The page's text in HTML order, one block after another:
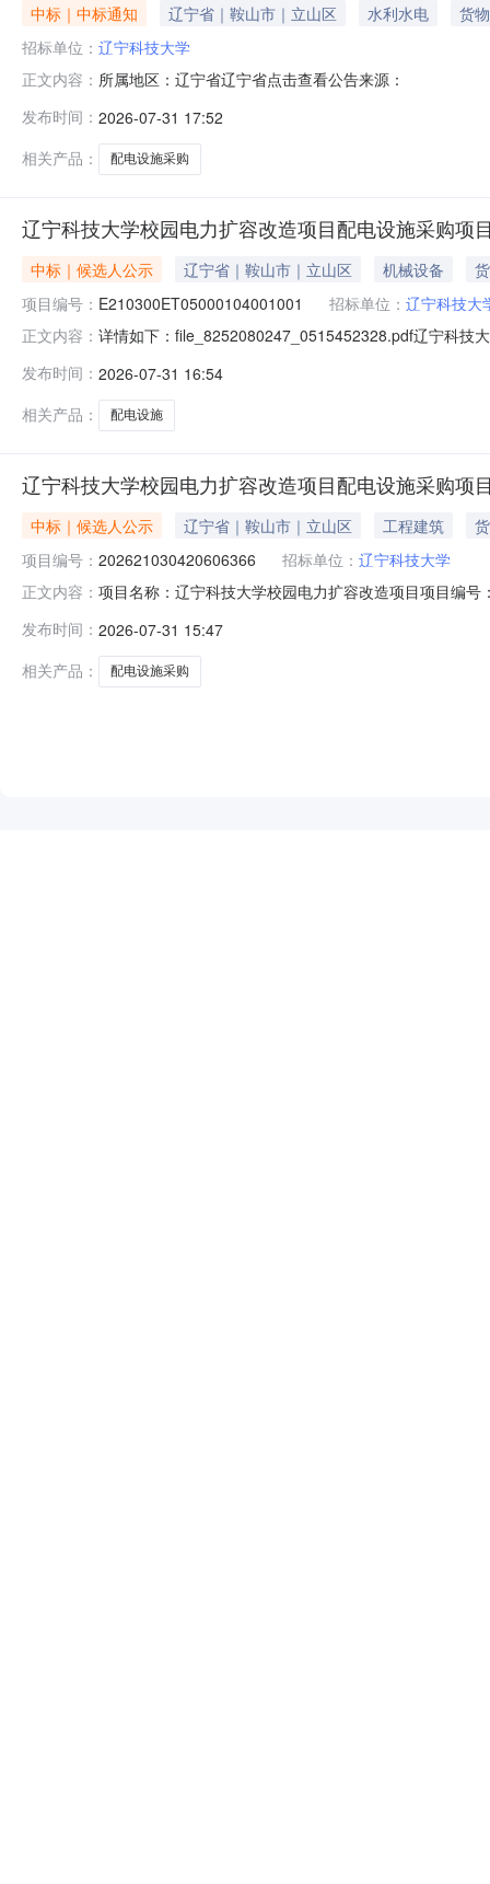
中标｜中标通知 辽宁省｜鞍山市｜立山区 水利水电
货物
招标单位： 辽宁科技大学
正文内容： 所属地区：辽宁省辽宁省点击查看公告来源：
发布时间： 2026-07-31 17:52
相关产品：
配电设施采购
辽宁科技大学校园电力扩容改造项目配电设施采购项
中标｜候选人公示 辽宁省｜鞍山市｜立山区 机械设备
项目编号： E210300ET05000104001001 招标单位： 辽宁科技大
正文内容： 详情如下：file_8252080247_0515452328.pdf辽宁科技
项目标段编号：E210300ET05000104001001公示开始
发布时间： 2026-07-31 16:54
相关产品：
配电设施
辽宁科技大学校园电力扩容改造项目配电设施采购项
中标｜候选人公示 辽宁省｜鞍山市｜立山区 工程建筑
项目编号： 202621030420606366 招标单位： 辽宁科技大学
正文内容： 项目名称：辽宁科技大学校园电力扩容改造项目项目编
国招标投标法实施条例》第五十四条规定，投标人或其
发布时间： 2026-07-31 15:47
相关产品：
配电设施采购